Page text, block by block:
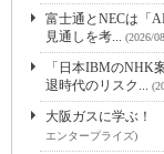
富士通とNECは「
見通しを考...
(2026/
「日本IBMの
退時代のリスク...
大阪ガスに学ぶ！
エンタープライズ)